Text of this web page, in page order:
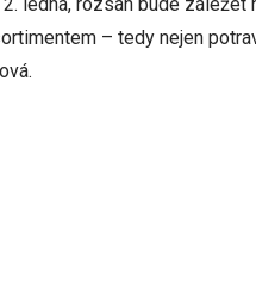
– tedy nejen